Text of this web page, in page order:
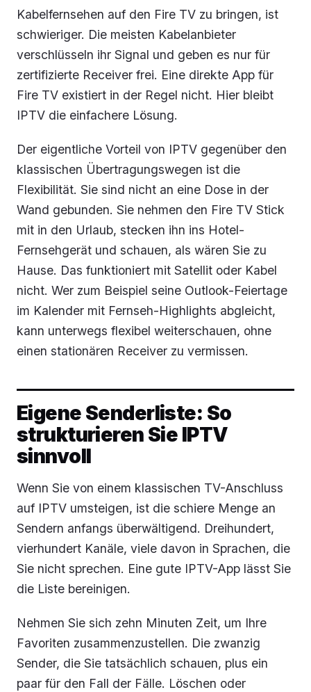
Kabelfernsehen auf den Fire TV zu bringen, ist
schwieriger. Die meisten Kabelanbieter
verschlüsseln ihr Signal und geben es nur für
zertifizierte Receiver frei. Eine direkte App für
Fire TV existiert in der Regel nicht. Hier bleibt
IPTV die einfachere Lösung.
Der eigentliche Vorteil von IPTV gegenüber den
klassischen Übertragungswegen ist die
Flexibilität. Sie sind nicht an eine Dose in der
Wand gebunden. Sie nehmen den Fire TV Stick
mit in den Urlaub, stecken ihn ins Hotel-
Fernsehgerät und schauen, als wären Sie zu
Hause. Das funktioniert mit Satellit oder Kabel
nicht. Wer zum Beispiel seine Outlook-Feiertage
im Kalender mit Fernseh-Highlights abgleicht,
kann unterwegs flexibel weiterschauen, ohne
einen stationären Receiver zu vermissen.
Eigene Senderliste: So
strukturieren Sie IPTV
sinnvoll
Wenn Sie von einem klassischen TV-Anschluss
auf IPTV umsteigen, ist die schiere Menge an
Sendern anfangs überwältigend. Dreihundert,
vierhundert Kanäle, viele davon in Sprachen, die
Sie nicht sprechen. Eine gute IPTV-App lässt Sie
die Liste bereinigen.
Nehmen Sie sich zehn Minuten Zeit, um Ihre
Favoriten zusammenzustellen. Die zwanzig
Sender, die Sie tatsächlich schauen, plus ein
paar für den Fall der Fälle. Löschen oder